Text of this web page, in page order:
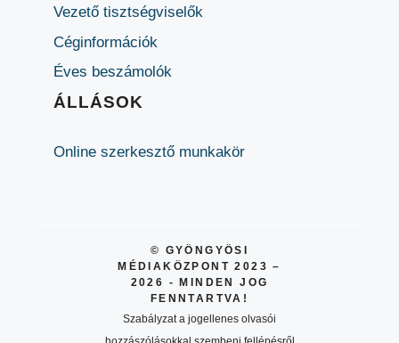
Vezető tisztségviselők
Céginformációk
Éves beszámolók
ÁLLÁSOK
Online szerkesztő munkakör
© GYÖNGYÖSI
MÉDIAKÖZPONT 2023 –
2026 - MINDEN JOG
FENNTARTVA!
Szabályzat a jogellenes olvasói